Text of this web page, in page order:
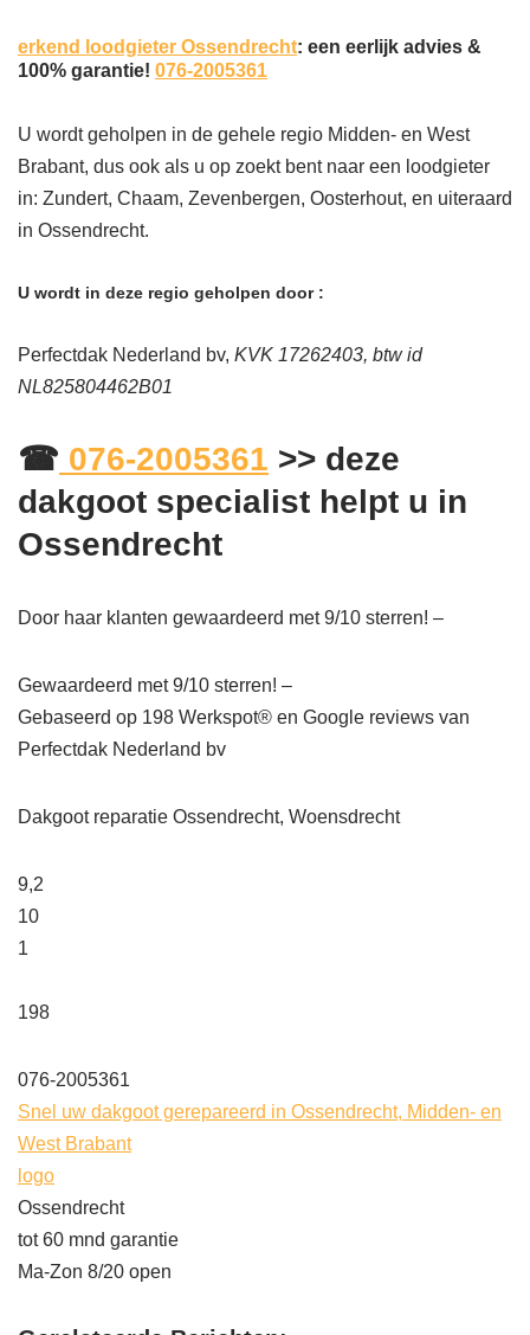
erkend loodgieter Ossendrecht: een eerlijk advies &
100% garantie! 076-2005361
U wordt geholpen in de gehele regio Midden- en West
Brabant, dus ook als u op zoekt bent naar een loodgieter
in: Zundert, Chaam, Zevenbergen, Oosterhout, en uiteraard
in Ossendrecht.
U wordt in deze regio geholpen door :
Perfectdak Nederland bv, KVK 17262403, btw id
NL825804462B01
☎ 076-2005361 >> deze
dakgoot specialist helpt u in
Ossendrecht
Door haar klanten gewaardeerd met 9/10 sterren! –
Gewaardeerd met 9/10 sterren! –
Gebaseerd op 198 Werkspot® en Google reviews van
Perfectdak Nederland bv
Dakgoot reparatie Ossendrecht, Woensdrecht
9,2
10
1
198
076-2005361
Snel uw dakgoot gerepareerd in Ossendrecht, Midden- en
West Brabant
logo
Ossendrecht
tot 60 mnd garantie
Ma-Zon 8/20 open